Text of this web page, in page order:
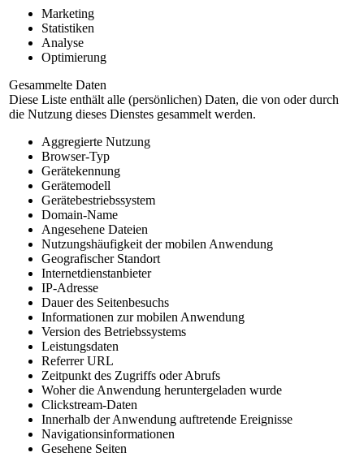
Marketing
Statistiken
Analyse
Optimierung
Gesammelte Daten
Diese Liste enthält alle (persönlichen) Daten, die von oder durch
die Nutzung dieses Dienstes gesammelt werden.
Aggregierte Nutzung
Browser-Typ
Gerätekennung
Gerätemodell
Gerätebestriebssystem
Domain-Name
Angesehene Dateien
Nutzungshäufigkeit der mobilen Anwendung
Geografischer Standort
Internetdienstanbieter
IP-Adresse
Dauer des Seitenbesuchs
Informationen zur mobilen Anwendung
Version des Betriebssystems
Leistungsdaten
Referrer URL
Zeitpunkt des Zugriffs oder Abrufs
Woher die Anwendung heruntergeladen wurde
Clickstream-Daten
Innerhalb der Anwendung auftretende Ereignisse
Navigationsinformationen
Gesehene Seiten